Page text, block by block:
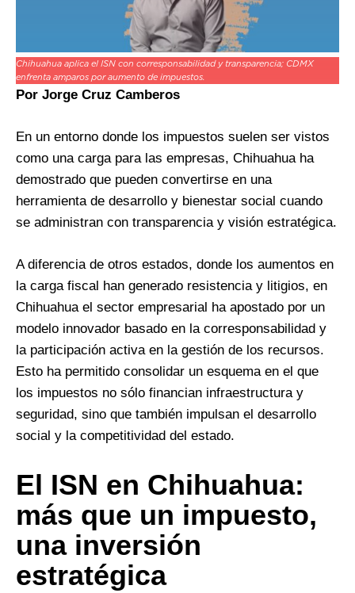
Chihuahua aplica el ISN con corresponsabilidad y transparencia; CDMX
enfrenta amparos por aumento de impuestos.
Por Jorge Cruz Camberos
En un entorno donde los impuestos suelen ser vistos
como una carga para las empresas, Chihuahua ha
demostrado que pueden convertirse en una
herramienta de desarrollo y bienestar social cuando
se administran con transparencia y visión estratégica.
A diferencia de otros estados, donde los aumentos en
la carga fiscal han generado resistencia y litigios, en
Chihuahua el sector empresarial ha apostado por un
modelo innovador basado en la corresponsabilidad y
la participación activa en la gestión de los recursos.
Esto ha permitido consolidar un esquema en el que
los impuestos no sólo financian infraestructura y
seguridad, sino que también impulsan el desarrollo
social y la competitividad del estado.
El ISN en Chihuahua:
más que un impuesto,
una inversión
estratégica